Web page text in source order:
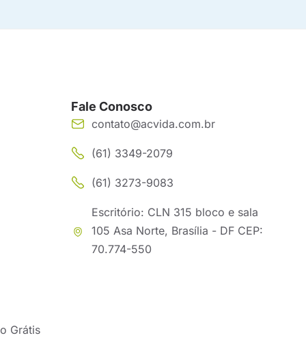
Grátis
Fale Conosco
contato@acvida.com.br
(61) 3349-2079
(61) 3273-9083
Escritório: CLN 315 bloco e sala
105 Asa Norte, Brasília - DF CEP:
70.774-550